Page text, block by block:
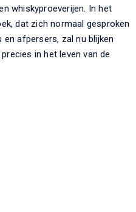
whiskyproeverijen. In het
dat zich normaal gesproken
afpersers, zal nu blijken
in het leven van de